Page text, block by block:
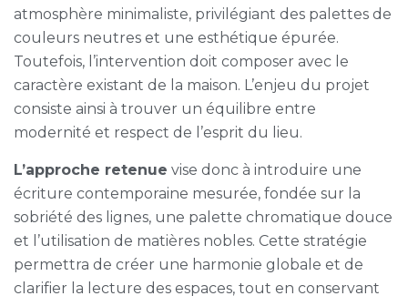
atmosphère minimaliste, privilégiant des palettes de
couleurs neutres et une esthétique épurée.
Toutefois, l’intervention doit composer avec le
caractère existant de la maison. L’enjeu du projet
consiste ainsi à trouver un équilibre entre
modernité et respect de l’esprit du lieu.
L’approche retenue vise donc à introduire une
écriture contemporaine mesurée, fondée sur la
sobriété des lignes, une palette chromatique douce
et l’utilisation de matières nobles. Cette stratégie
permettra de créer une harmonie globale et de
clarifier la lecture des espaces, tout en conservant